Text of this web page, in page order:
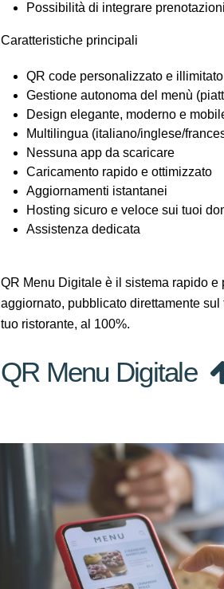
Possibilità di integrare
Caratteristiche principali
QR code personalizzato e illimitato
Gestione autonoma del menù
Design elegante, moderno e
Multilingua (italiano/inglese/
Nessuna app da scaricare
Caricamento rapido e ottimizzato
Aggiornamenti istantanei
Hosting sicuro e veloce sui tuoi
Assistenza dedicata
QR Menu Digitale è il sistema rapido
aggiornato, pubblicato direttamente
tuo ristorante, al 100%.
QR Menu Digitale